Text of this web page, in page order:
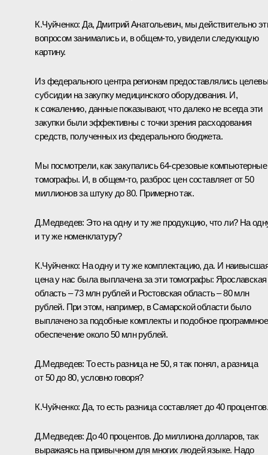
К.Чуйченко: Да, Дмитрий Анатольевич, мы действительно
вопросом занимались и, в общем‑то, увидели следующую
картину.
Из федерального центра регионам предоставлялись
субсидии на закупку медицинского оборудования. И,
к сожалению, данные показывают, что далеко не всегда эти
закупки были эффективны с точки зрения расходования
средств, полученных из федерального бюджета.
Мы посмотрели, как закупались 64-срезовые компьютерные
томографы. И, в общем‑то, разброс цен составляет от 50
миллионов за штуку до 80. Примерно так.
Д.Медведев: Это на одну и ту же продукцию, что ли? На
и ту же номенклатуру?
К.Чуйченко: На одну и ту же комплектацию, да. И
цена у нас была выплачена за эти томографы: Ярославская
область – 73 млн рублей и Ростовская область – 80 млн
рублей. При этом, например, в Самарской области было
выплачено за подобные комплекты и подобное программное
обеспечение около 50 млн рублей.
Д.Медведев:То есть разница не 50, я так понял, а разница
от 50 до 80, условно говоря?
К.Чуйченко: Да, то есть разница составляет до 40 процентов.
Д.Медведев:До 40 процентов. До миллиона долларов, так
выражаясь на привычном для многих людей языке. Надо